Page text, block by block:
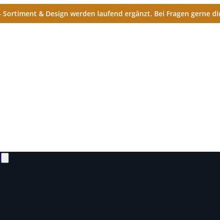
Sortiment & Design werden laufend ergänzt. Bei Fragen gerne